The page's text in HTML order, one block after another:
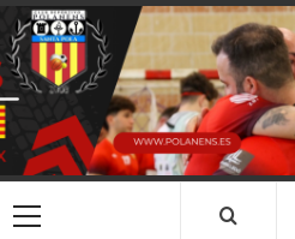
CLUB
DEPORTIVO
Menú